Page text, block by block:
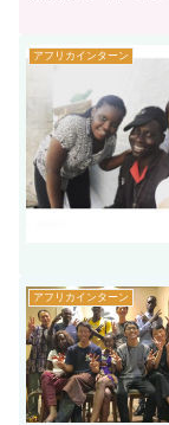
アフリカインターン
アフリカインターン